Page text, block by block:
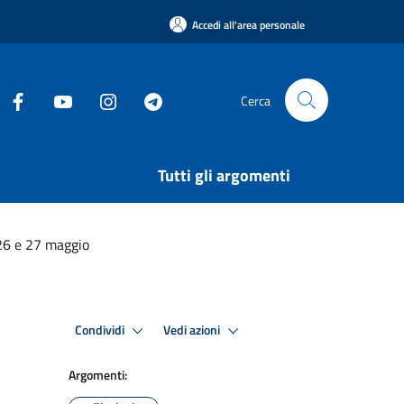
Accedi all'area personale
Cerca
Tutti gli argomenti
e 27 maggio
Condividi Vedi azioni
Argomenti: